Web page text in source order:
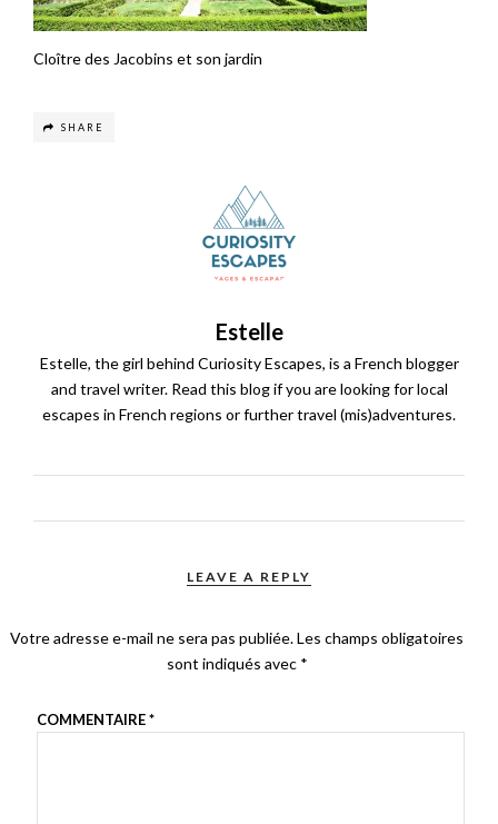
Cloître des Jacobins et son jardin
SHARE
Estelle
Estelle, the girl behind Curiosity Escapes, is a French blogger
and travel writer. Read this blog if you are looking for local
escapes in French regions or further travel (mis)adventures.
LEAVE A REPLY
Votre adresse e-mail ne sera pas publiée.Les champs obligatoires
sont indiqués avec *
COMMENTAIRE*